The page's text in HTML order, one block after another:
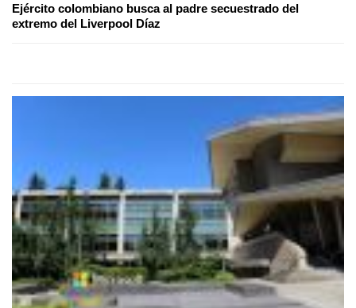
Ejército colombiano busca al padre secuestrado del
extremo del Liverpool Díaz